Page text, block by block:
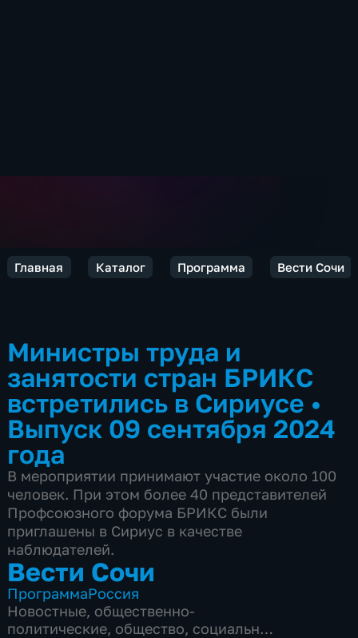
Главная Каталог Программа Вести Сочи
Министры труда и
занятости стран БРИКС
встретились в Сириусе •
Выпуск 09 сентября 2024
года
В мероприятии принимают участие около 100
человек. При этом более 40 представителей
Профсоюзного форума БРИКС были
приглашены в Сириус в качестве
наблюдателей.
Вести Сочи
ПрограммаРоссия
Новостные, общественно-
политические, общество, социально-